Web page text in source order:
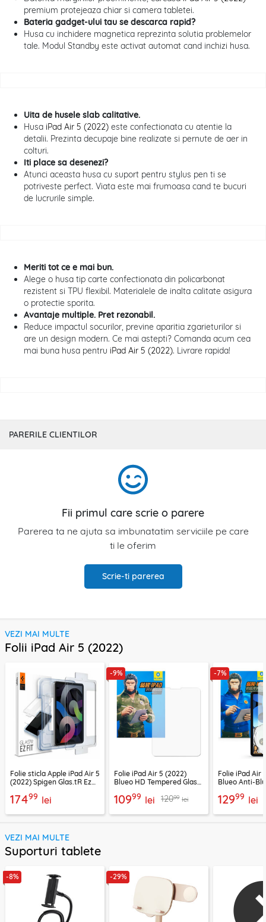
premium protejeaza chiar si camera tabletei.
Bateria gadget-ului tau se descarca rapid?
Husa cu inchidere magnetica reprezinta solutia problemelor
tale. Modul Standby este activat automat cand inchizi husa.
Uita de husele slab calitative.
Husa iPad Air 5 (2022) este confectionata cu atentie la
detalii. Prezinta decupaje bine realizate si pernute de aer in
colturi.
Iti place sa desenezi?
Atunci aceasta husa cu suport pentru stylus pen ti se
potriveste perfect. Viata este mai frumoasa cand te bucuri
de lucrurile simple.
Meriti tot ce e mai bun.
Alege o husa tip carte confectionata din policarbonat
rezistent si TPU flexibil. Materialele de inalta calitate asigura
o protectie sporita.
Avantaje multiple. Pret rezonabil.
Reduce impactul socurilor, previne aparitia zgarieturilor si
are un design modern. Ce mai astepti? Comanda acum cea
mai buna husa pentru iPad Air 5 (2022). Livrare rapida!
PARERILE CLIENTILOR
Fii primul care scrie o parere
Parerea ta ne ajuta sa imbunatatim serviciile pe care
ti le oferim
Scrie-ti parerea
VEZI MAI MULTE
Folii iPad Air 5 (2022)
Folie sticla Apple iPad Air 5
(2022) Spigen Glas.tR Ez
17499 lei
-9%
Folie iPad Air 5 (2022)
Blueo HD Tempered Glass
10999 lei 12099 lei
-7%
Folie iPad Air
Blueo Anti-
12999 lei
VEZI MAI MULTE
Suporturi tablete
-8% -29%